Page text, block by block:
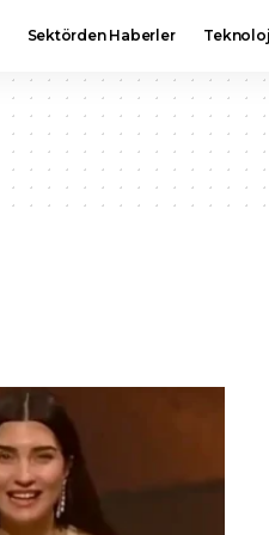
Sektörden Haberler